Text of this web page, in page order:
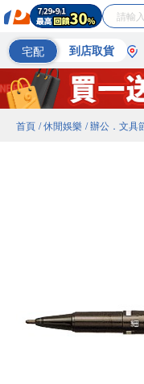
宅配 到店取貨
首頁 / 休閒娛樂 / 辦公．文具